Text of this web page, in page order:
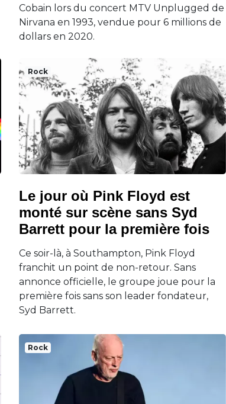
Cobain lors du concert MTV Unplugged de
Nirvana en 1993, vendue pour 6 millions de
dollars en 2020.
Rock
Le jour où Pink Floyd est
monté sur scène sans Syd
Barrett pour la première fois
Ce soir-là, à Southampton, Pink Floyd
franchit un point de non-retour. Sans
annonce officielle, le groupe joue pour la
première fois sans son leader fondateur,
Syd Barrett.
Rock